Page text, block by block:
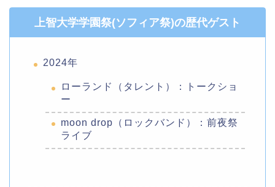
上智大学学園祭(ソフィア祭)の歴代ゲスト
2024年
ローランド（タレント）：トークショ
ー
moon drop（ロックバンド）：前夜祭
ライブ